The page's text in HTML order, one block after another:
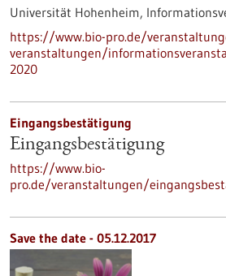
Universität Hohenheim,
https://www.bio-pro.de/
veranstaltungen/
2020
Eingangsbestätigung
Eingangsbestätigung
https://www.bio-
pro.de/veranstaltungen/
Save the date - 05.12.2017